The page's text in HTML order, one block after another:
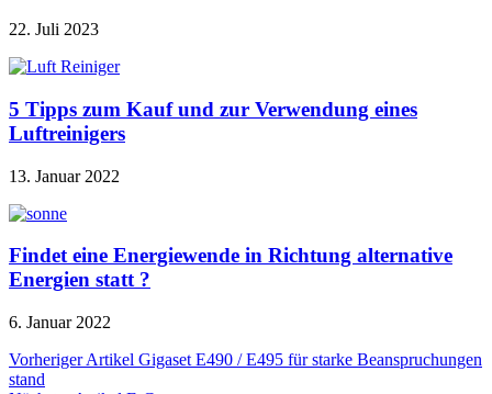
22. Juli 2023
5 Tipps zum Kauf und zur Verwendung eines
Luftreinigers
13. Januar 2022
Findet eine Energiewende in Richtung alternative
Energien statt ?
6. Januar 2022
Beitragsnavigation
Vorheriger Artikel Gigaset E490 / E495 für starke Beanspruchungen
stand